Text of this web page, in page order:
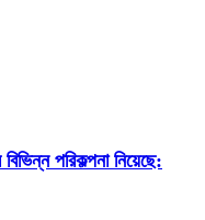
পরিকল্পনা নিয়েছে: